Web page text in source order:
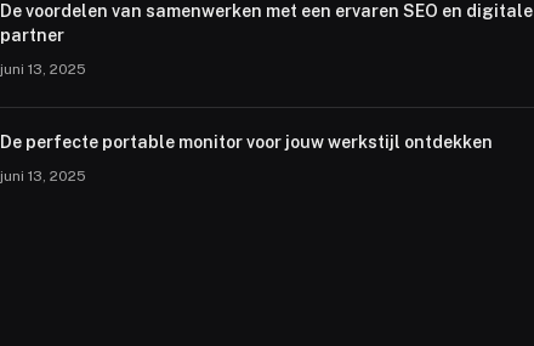
De voordelen van samenwerken met een ervaren SEO en digitale
partner
juni 13, 2025
De perfecte portable monitor voor jouw werkstijl ontdekken
juni 13, 2025